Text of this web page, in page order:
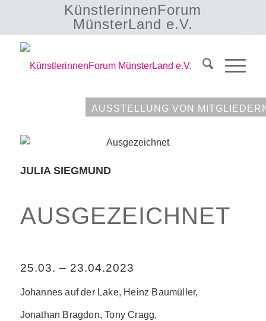
KünstlerinnenForum
MünsterLand e.V.
AUSSTELLUNG VON
JULIA SIEGMUND
AUSGEZEICHNET
25.03. – 23.04.2023
Johannes auf der Lake, Heinz Baumüller,
Jonathan Bragdon, Tony Cragg,